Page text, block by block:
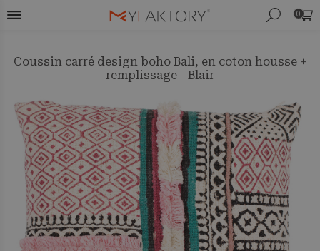
0
Coussin carré design boho Bali, en coton housse +
remplissage - Blair